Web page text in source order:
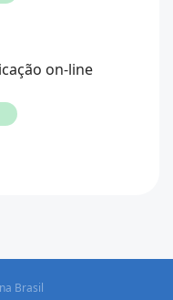
on-line
Brasil